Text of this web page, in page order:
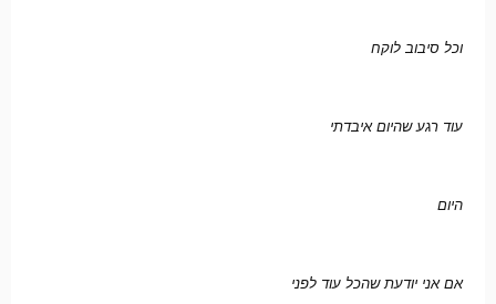
וכל סיבוב לוקח
עוד רגע שהיום איבדתי
היום
אם אני יודעת שהכל עוד לפני